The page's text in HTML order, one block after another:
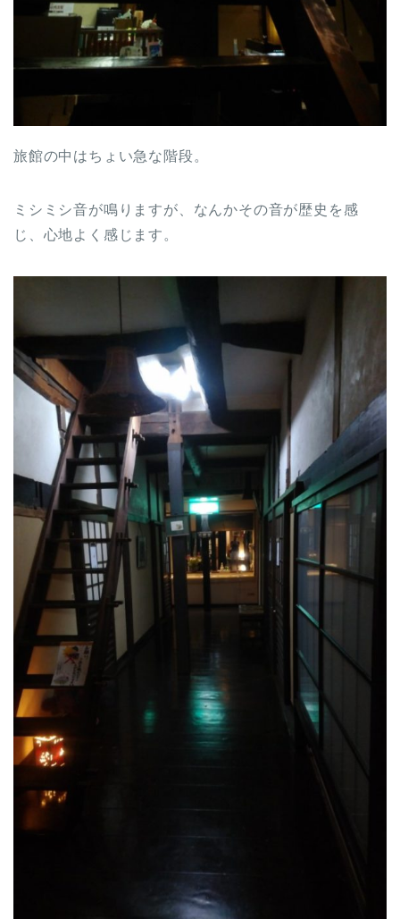
旅館の中はちょい急な階段。
ミシミシ音が鳴りますが、なんかその音が歴史を感
じ、心地よく感じます。